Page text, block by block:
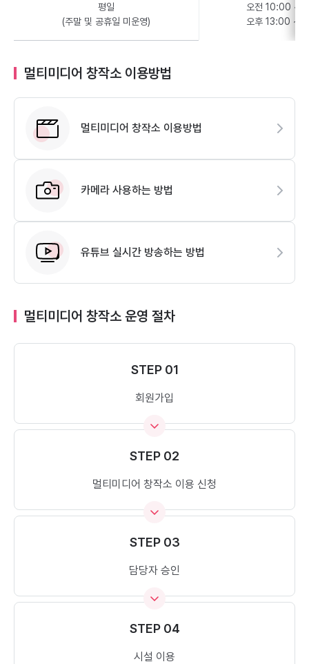
평일
(주말 및 공휴일 미운영)
오전 10:00 ~
오후 13:00 ~
멀티미디어 창작소 이용방법
멀티미디어 창작소 이용방법
카메라 사용하는 방법
유튜브 실시간 방송하는 방법
멀티미디어 창작소 운영 절차
STEP 01
회원가입
STEP 02
멀티미디어 창작소 이용 신청
STEP 03
담당자 승인
STEP 04
시설 이용